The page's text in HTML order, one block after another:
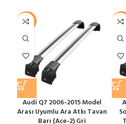
-12%
Audi Q7 2006-2015 Model
Arası Uyumlu Ara Atkı Tavan
Barı (Ace-2) Gri
-12%